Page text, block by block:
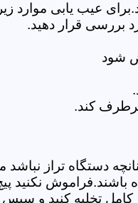
عیب یابی موارد
بررسی قرار دهید.
شود
کند.
دستگاه تراز
باشند.فراموش نکنید
تخلیه کنید و سپس